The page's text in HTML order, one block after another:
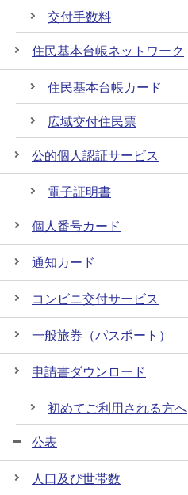
交付手数料
住民基本台帳ネットワーク
住民基本台帳カード
広域交付住民票
公的個人認証サービス
電子証明書
個人番号カード
通知カード
コンビニ交付サービス
一般旅券（パスポート）
申請書ダウンロード
初めてご利用される方へ
公表
人口及び世帯数